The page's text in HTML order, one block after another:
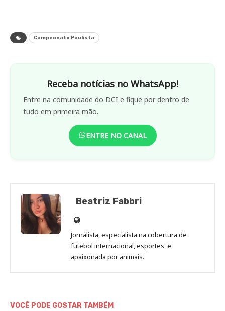
Campeonato Paulista
Receba notícias no WhatsApp!
Entre na comunidade do DCI e fique por dentro de
tudo em primeira mão.
ENTRE NO CANAL
Beatriz Fabbri
Site
de
Beatriz
Fabbri
Jornalista, especialista na cobertura de
futebol internacional, esportes, e
apaixonada por animais.
VOCÊ PODE GOSTAR TAMBÉM